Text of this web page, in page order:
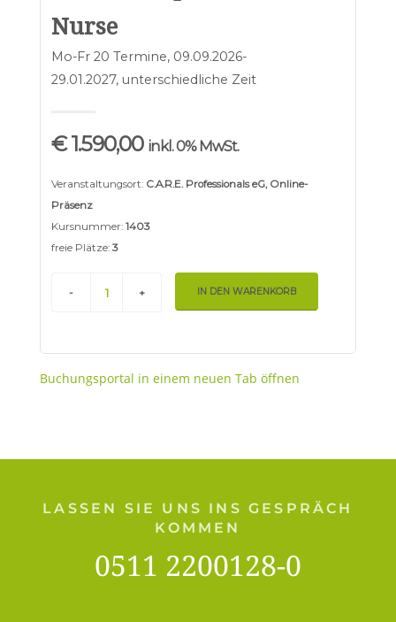
Buchungsportal in einem neuen Tab öffnen
LASSEN SIE UNS INS GESPRÄCH
KOMMEN
0511 2200128-0